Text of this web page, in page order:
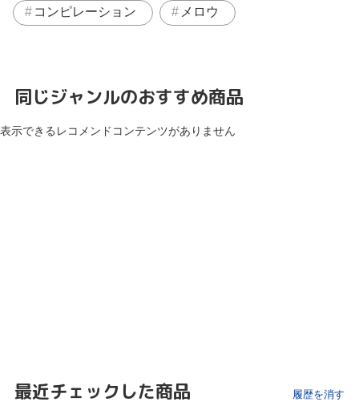
コンピレーション メロウ
同じジャンルのおすすめ商品
表示できるレコメンドコンテンツがありません
最近チェックした商品 履歴を消す